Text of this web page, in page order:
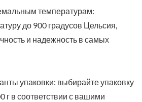
температурам:
до 900 градусов Цельсия,
и надежность в самых
упаковки: выбирайте упаковку
г в соответствии с вашими